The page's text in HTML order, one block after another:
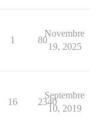
1 80
Novembre
19, 2025
16 2340
Septembre
10, 2019